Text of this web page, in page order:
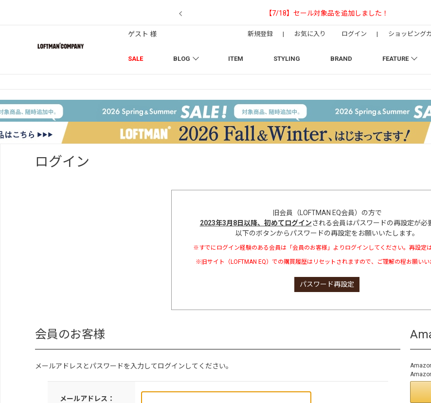
【NEEDLESの別注】50周年 H.D. Track Pant
SALE BLOG ITEM STYLING BRAND FEATURE
ゲスト 様 新規登録 | お気に入り ログイン | ショッピング
ログイン
旧会員（LOFTMAN EQ会員）の方で
2023年3月8日以降、初めてログインされる会員はパスワードの再設定が必
以下のボタンからパスワードの再設定をお願いいたします。
※すでにログイン経験のある会員は「会員のお客様」よりログインしてください。再設定は
※旧サイト（LOFTMAN EQ）での購買履歴はリセットされますので、ご理解の程お願いい
パスワード再設定
会員のお客様
メールアドレスとパスワードを入力してログインしてください。
メールアドレス：